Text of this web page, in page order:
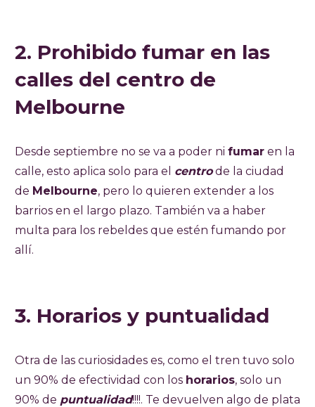
2. Prohibido fumar en las
calles del centro de
Melbourne
Desde septiembre no se va a poder ni fumar en la
calle, esto aplica solo para el centrode la ciudad
de Melbourne, pero lo quieren extender a los
barrios en el largo plazo. También va a haber
multa para los rebeldes que estén fumando por
allí.
3. Horarios y puntualidad
Otra de las curiosidades es, como el tren tuvo solo
un 90% de efectividad con los horarios, solo un
90% de puntualidad!!!!. Te devuelven algo de plata